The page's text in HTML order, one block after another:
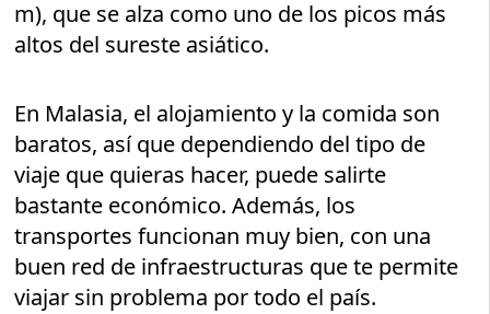
m), que se alza como uno de los picos más
altos del sureste asiático.
En Malasia, el alojamiento y la comida son
baratos, así que dependiendo del tipo de
viaje que quieras hacer, puede salirte
bastante económico. Además, los
transportes funcionan muy bien, con una
buen red de infraestructuras que te permite
viajar sin problema por todo el país.